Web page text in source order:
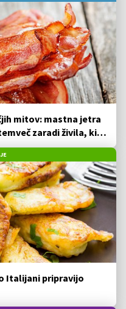
mitov: mastna jetra
zaradi živila, ki
Italijani pripravijo